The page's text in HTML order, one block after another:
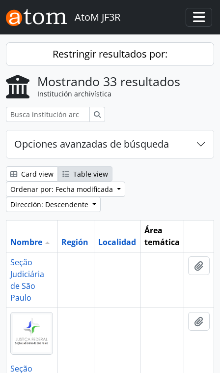
Skip to main content
AtoM JF3R
Restringir resultados por:
Mostrando 33 resultados
Institución archivística
Opciones avanzadas de búsqueda
Card view
Table view
Ordenar por: Fecha modificada
Dirección: Descendente
Nombre Región Localidad
Área
temática
Seção
Judiciária
de São
Paulo
Seção